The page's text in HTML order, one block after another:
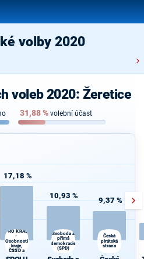
volby 2020
voleb 2020: Žeretice
31,88% volební účast
17,18 %
PRO KRAJ
-
Osobnosti
kraje,
ČSSD a
10,93 %
Svoboda a
přímá
demokracie
(SPD)
9,37 %
Česká
pirátská
strana